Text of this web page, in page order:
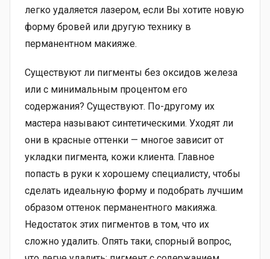
легко удаляется лазером, если Вы хотите новую
форму бровей или другую технику в
перманентном макияже.
Существуют ли пигменты без оксидов железа
или с минимальным процентом его
содержания? Существуют. По-другому их
мастера называют синтетическими. Уходят ли
они в красные оттенки — многое зависит от
укладки пигмента, кожи клиента. Главное
попасть в руки к хорошему специалисту, чтобы
сделать идеальную форму и подобрать лучшим
образом оттенок перманентного макияжа.
Недостаток этих пигментов в том, что их
сложно удалить. Опять таки, спорный вопрос,